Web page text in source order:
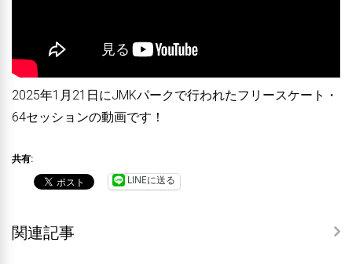
2025年1月21日にJMKパークで行われたフリースケート・
64セッションの動画です！
共有:
LINEに送る
関連記事